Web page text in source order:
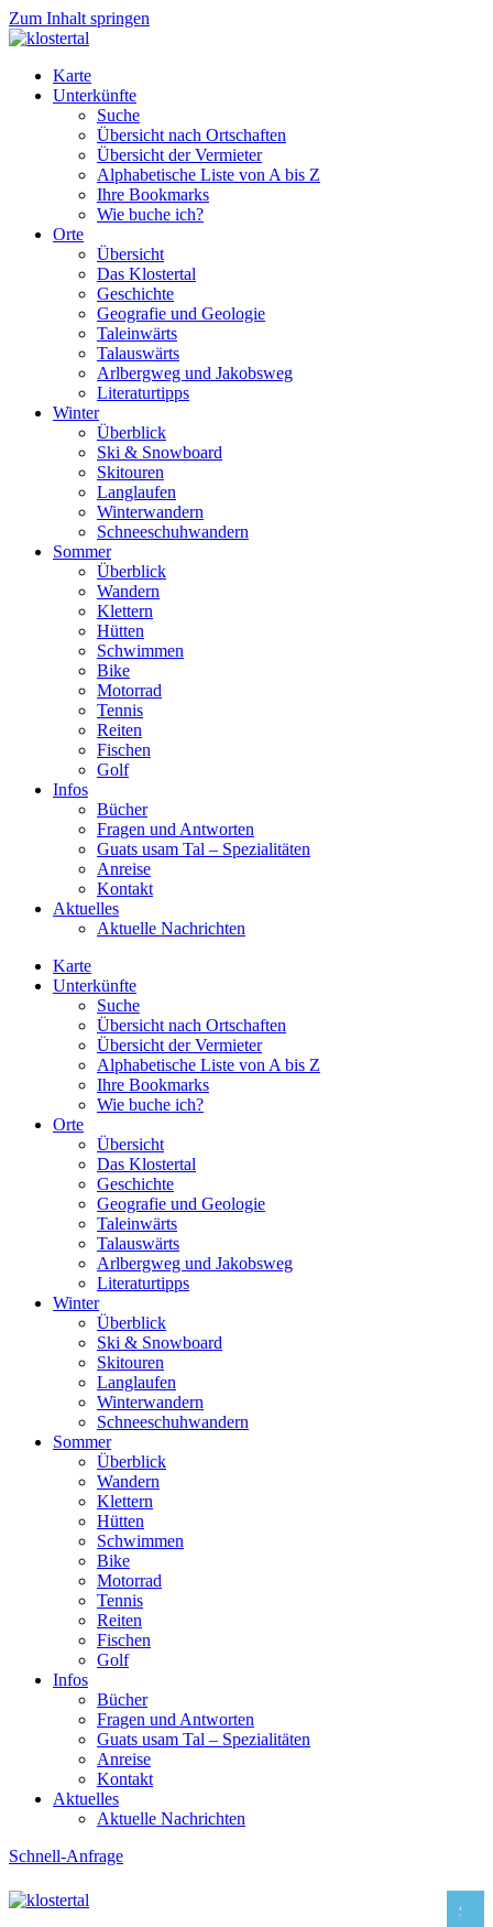
Zum Inhalt springen
Karte
Unterkünfte
Suche
Übersicht nach Ortschaften
Übersicht der Vermieter
Alphabetische Liste von A bis Z
Ihre Bookmarks
Wie buche ich?
Orte
Übersicht
Das Klostertal
Geschichte
Geografie und Geologie
Taleinwärts
Talauswärts
Arlbergweg und Jakobsweg
Literaturtipps
Winter
Überblick
Ski & Snowboard
Skitouren
Langlaufen
Winterwandern
Schneeschuhwandern
Sommer
Überblick
Wandern
Klettern
Hütten
Schwimmen
Bike
Motorrad
Tennis
Reiten
Fischen
Golf
Infos
Bücher
Fragen und Antworten
Guats usam Tal – Spezialitäten
Anreise
Kontakt
Aktuelles
Aktuelle Nachrichten
Karte
Unterkünfte
Suche
Übersicht nach Ortschaften
Übersicht der Vermieter
Alphabetische Liste von A bis Z
Ihre Bookmarks
Wie buche ich?
Orte
Übersicht
Das Klostertal
Geschichte
Geografie und Geologie
Taleinwärts
Talauswärts
Arlbergweg und Jakobsweg
Literaturtipps
Winter
Überblick
Ski & Snowboard
Skitouren
Langlaufen
Winterwandern
Schneeschuhwandern
Sommer
Überblick
Wandern
Klettern
Hütten
Schwimmen
Bike
Motorrad
Tennis
Reiten
Fischen
Golf
Infos
Bücher
Fragen und Antworten
Guats usam Tal – Spezialitäten
Anreise
Kontakt
Aktuelles
Aktuelle Nachrichten
Schnell-Anfrage